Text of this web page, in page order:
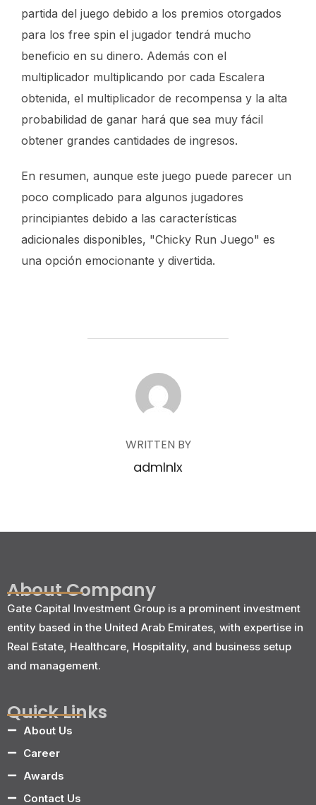
partida del juego debido a los premios otorgados
para los free spin el jugador tendrá mucho
beneficio en su dinero. Además con el
multiplicador multiplicando por cada Escalera
obtenida, el multiplicador de recompensa y la alta
probabilidad de ganar hará que sea muy fácil
obtener grandes cantidades de ingresos.
En resumen, aunque este juego puede parecer un
poco complicado para algunos jugadores
principiantes debido a las características
adicionales disponibles, "Chicky Run Juego" es
una opción emocionante y divertida.
POST AUTHOR
WRITTEN BY
admlnlx
About Company
Gate Capital Investment Group is a prominent investment
entity based in the United Arab Emirates, with expertise in
Real Estate, Healthcare, Hospitality, and business setup
and management.
Quick Links
About Us
Career
Awards
Contact Us